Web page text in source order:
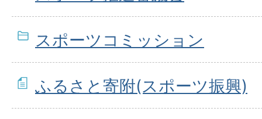
スポーツコミッション
ふるさと寄附(スポーツ振興)